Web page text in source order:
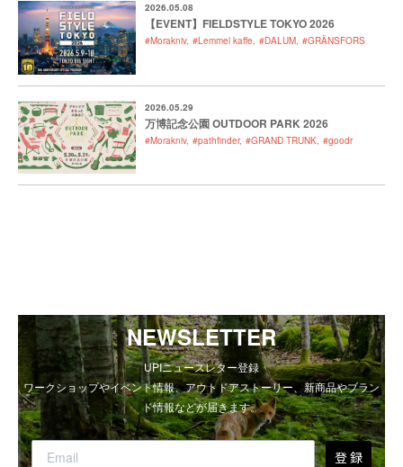
2026.05.08
【EVENT】FIELDSTYLE TOKYO 2026
#Morakniv #Lemmel kaffe #DALUM #GRÄNSFORS
2026.05.29
万博記念公園 OUTDOOR PARK 2026
#Morakniv #pathfinder #GRAND TRUNK #goodr
NEWSLETTER
UPIニュースレター登録
ワークショップやイベント情報、アウトドアストーリー、新商品やブラン
ド情報などが届きます。
登 録